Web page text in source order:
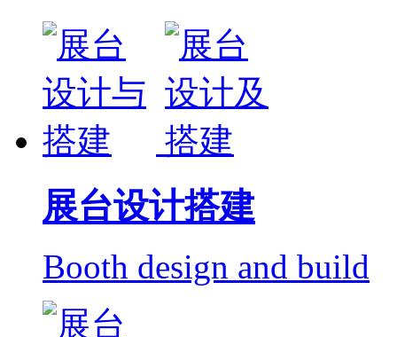
展台设计搭建
Booth design and build